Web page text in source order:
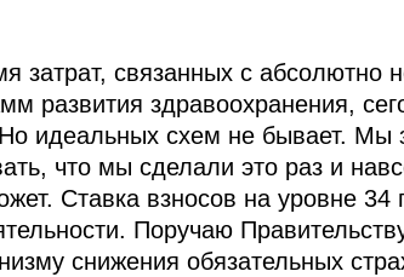
затрат, связанных с
развития здравоохранения,
идеальных схем не бывает. Мы
что мы сделали это раз и
Ставка взносов на уровне 34
Поручаю
снижения обязательных